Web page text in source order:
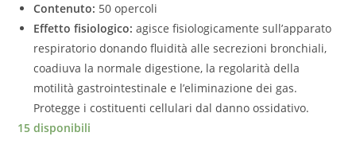
Contenuto: 50 opercoli
Effetto fisiologico: agisce fisiologicamente sull’apparato
respiratorio donando fluidità alle secrezioni bronchiali,
coadiuva la normale digestione, la regolarità della
motilità gastrointestinale e l’eliminazione dei gas.
Protegge i costituenti cellulari dal danno ossidativo.
15 disponibili